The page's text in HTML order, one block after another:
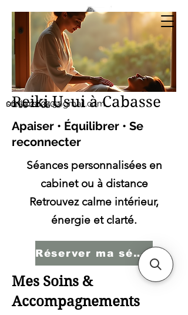
sonia.reiki50@gmail.com
06.59.22.34.51
Sonia SERBINI
Thérapeute soins
énergétiques Reiki Usui
Reiki Usui à Cabasse
Apaiser • Équilibrer • Se
reconnecter
Séances personnalisées en
cabinet ou à distance
Retrouvez calme intérieur,
énergie et clarté.
Réserver ma séance
Mes Soins &
Accompagnements